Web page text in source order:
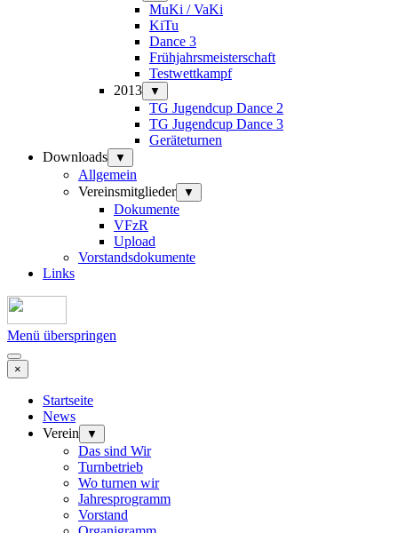
MuKi / VaKi
KiTu
Dance 3
Frühjahrsmeisterschaft
Testwettkampf
2013
▼
TG Jugendcup Dance 2
TG Jugendcup Dance 3
Geräteturnen
Downloads
▼
Allgemein
Vereinsmitglieder
▼
Dokumente
VFzR
Upload
Vorstandsdokumente
Links
Menü überspringen
×
Startseite
News
Verein
▼
Das sind Wir
Turnbetrieb
Wo turnen wir
Jahresprogramm
Vorstand